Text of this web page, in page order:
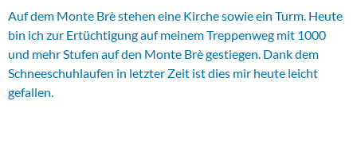
Auf dem Monte Brè stehen eine Kirche sowie ein Turm. Heute
bin ich zur Ertüchtigung auf meinem Treppenweg mit 1000
und mehr Stufen auf den Monte Brè gestiegen. Dank dem
Schneeschuhlaufen in letzter Zeit ist dies mir heute leicht
gefallen.